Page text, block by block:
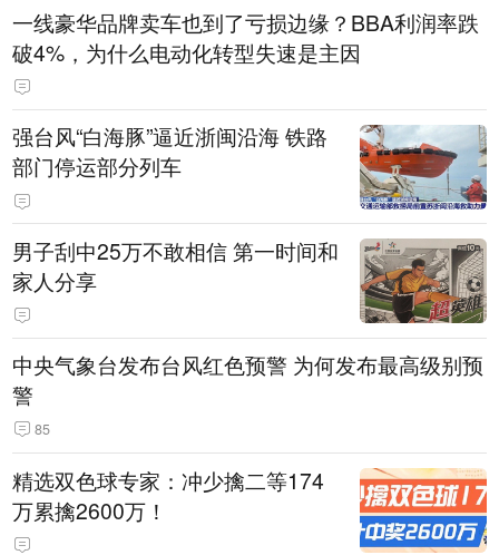
一线豪华品牌卖车也到了亏损边缘？BBA利润率跌
破4%，为什么电动化转型失速是主因
强台风“白海豚”逼近浙闽沿海 铁路
部门停运部分列车
男子刮中25万不敢相信 第一时间和
家人分享
中央气象台发布台风红色预警 为何发布最高级别预
警
85
精选双色球专家：冲少擒二等174
万累擒2600万！